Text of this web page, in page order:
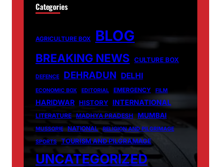
Categories
AGRICULTURE BOX BLOG
BREAKING NEWS CULTURE BOX
DEFENCE DEHRADUN DELHI
ECONOMIC BOX EDITORIAL EMERGENCY FILM
HARIDWAR HISTORY INTERNATIONAL
LITERATURE MADHYA PRADESH MUMBAI
MUSSORIE NATIONAL
RELIGION AND PILGRIMAGE
SPORTS
TOURISM AND PILGRAMAGE
UNCATEGORIZED